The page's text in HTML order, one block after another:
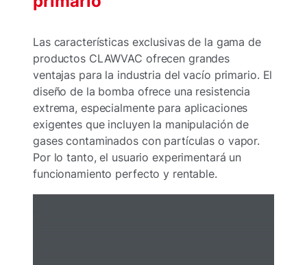
Las características exclusivas de la gama de
productos CLAWVAC ofrecen grandes
ventajas para la industria del vacío primario. El
diseño de la bomba ofrece una resistencia
extrema, especialmente para aplicaciones
exigentes que incluyen la manipulación de
gases contaminados con partículas o vapor.
Por lo tanto, el usuario experimentará un
funcionamiento perfecto y rentable.